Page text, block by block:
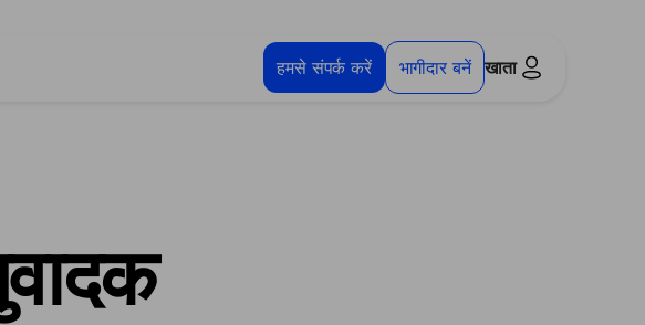
हमसे संपर्क करें भागीदार बनें खाता